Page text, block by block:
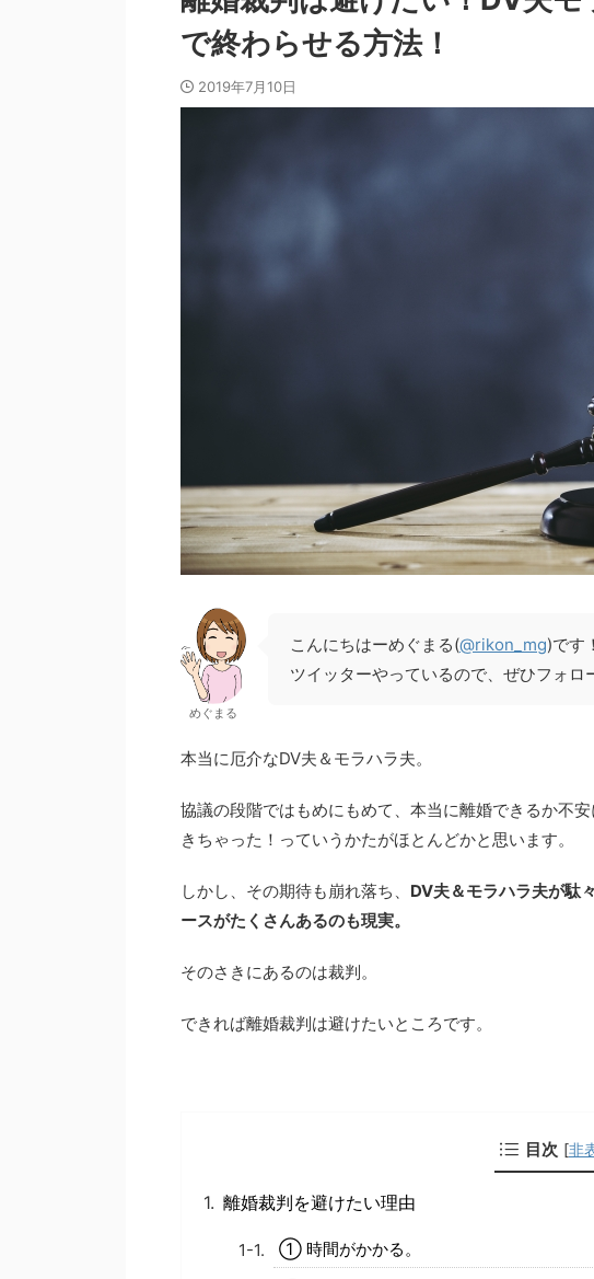
で終わらせる方法！
2019年7月10日
めぐまる
こんにちはーめぐまる(@rikon_mg)です！
ツイッターやっているので、ぜひフォ
本当に厄介なDV夫＆モラハラ夫。
協議の段階ではもめにもめて、本当に離婚できるか不
きちゃった！っていうかたがほとんどかと思います。
しかし、その期待も崩れ落ち、 DV夫＆モラハラ夫が駄
ースがたくさんあるのも現実。
そのさきにあるのは裁判。
できれば離婚裁判は避けたいところです。
目次 [非
離婚裁判を避けたい理由
① 時間がかかる。